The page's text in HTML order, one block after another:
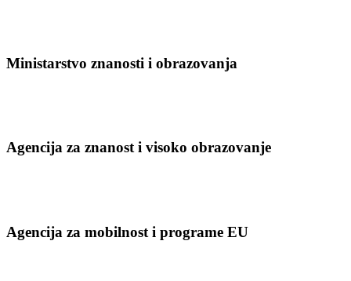
Ministarstvo znanosti i obrazovanja
Agencija za znanost i visoko obrazovanje
Agencija za mobilnost i programe EU